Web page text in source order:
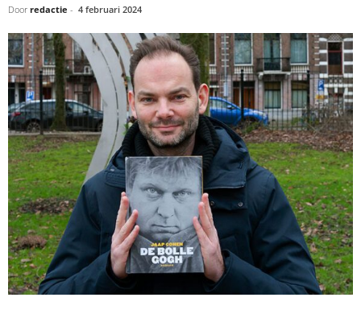
Door redactie - 4 februari 2024
E-MAIL
Postcode
Met de inschrijving accepteer ik de
privacyverklaring.
Je ontvangt een bevestiging in je mailbox.